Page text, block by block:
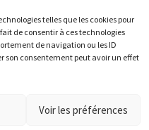
telles que les cookies pour
de consentir à ces technologies
de navigation ou les ID
son consentement peut avoir un effet
Voir les préférences
LETTRES D'INFOS :
Bureau parisien : 35 rue de